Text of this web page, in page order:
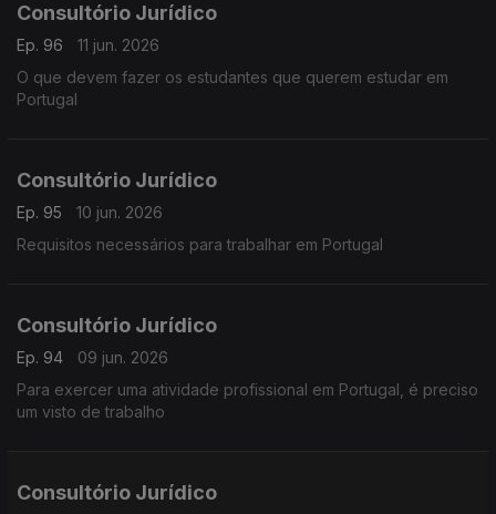
Consultório Jurídico
Ep. 96
11 jun. 2026
O que devem fazer os estudantes que querem estudar em
Portugal
Consultório Jurídico
Ep. 95
10 jun. 2026
Requisitos necessários para trabalhar em Portugal
Consultório Jurídico
Ep. 94
09 jun. 2026
Para exercer uma atividade profissional em Portugal, é preciso
um visto de trabalho
Consultório Jurídico